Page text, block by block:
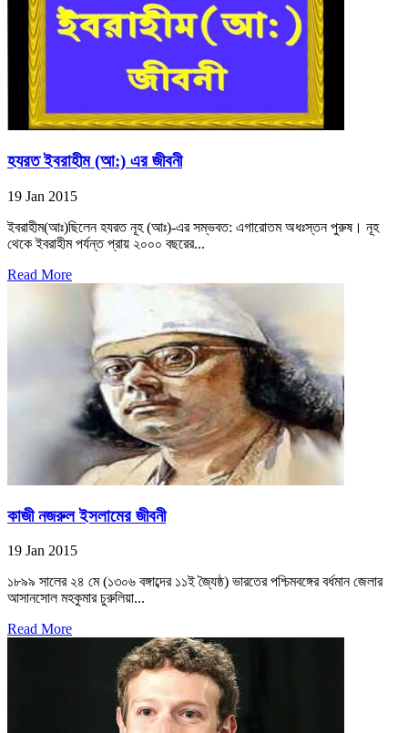
হযরত ইবরাহীম (আ:) এর জীবনী
19 Jan 2015
ইবরাহীম(আঃ)ছিলেন হযরত নূহ (আঃ)-এর সম্ভবত: এগারোতম অধঃস্তন পুরুষ। নূহ
থেকে ইবরাহীম পর্যন্ত প্রায় ২০০০ বছরের...
Read More
কাজী নজরুল ইসলামের জীবনী
19 Jan 2015
১৮৯৯ সালের ২৪ মে (১৩০৬ বঙ্গাব্দের ১১ই জ্যৈষ্ঠ) ভারতের পশ্চিমবঙ্গের বর্ধমান জেলার
আসানসোল মহকুমার চুরুলিয়া...
Read More